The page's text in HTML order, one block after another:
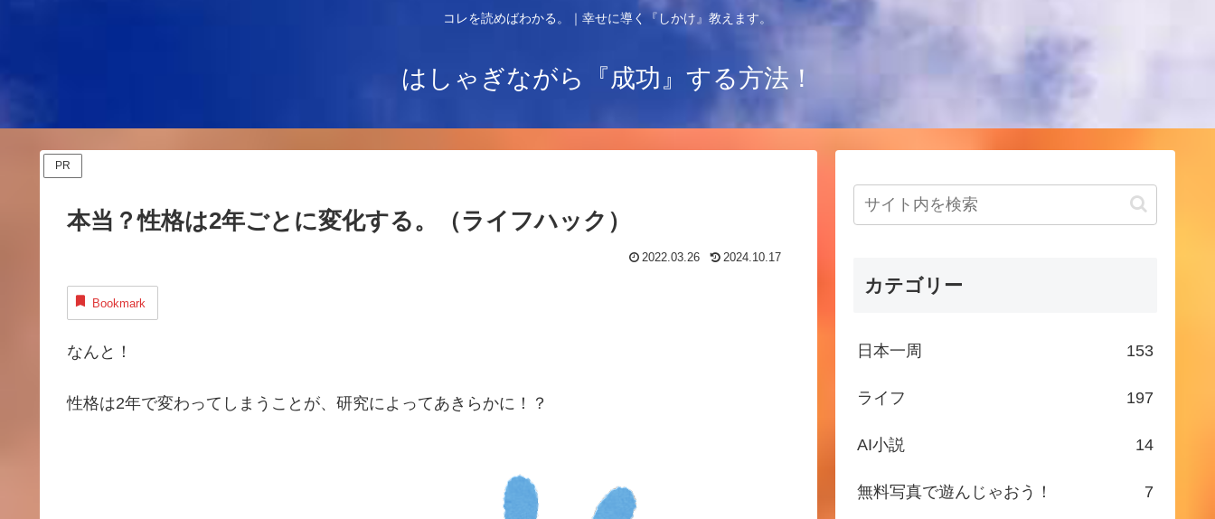
コレを読めばわかる。｜幸せに導く『しかけ』教えます。
はしゃぎながら『成功』する方法！
PR
本当？性格は2年ごとに変化する。（ライフハック）
2022.03.26 2024.10.17
Bookmark
なんと！
性格は2年で変わってしまうことが、研究によってあきらかに！？
カテゴリー
日本一周 153
ライフ 197
AI小説 14
無料写真で遊んじゃおう！ 7